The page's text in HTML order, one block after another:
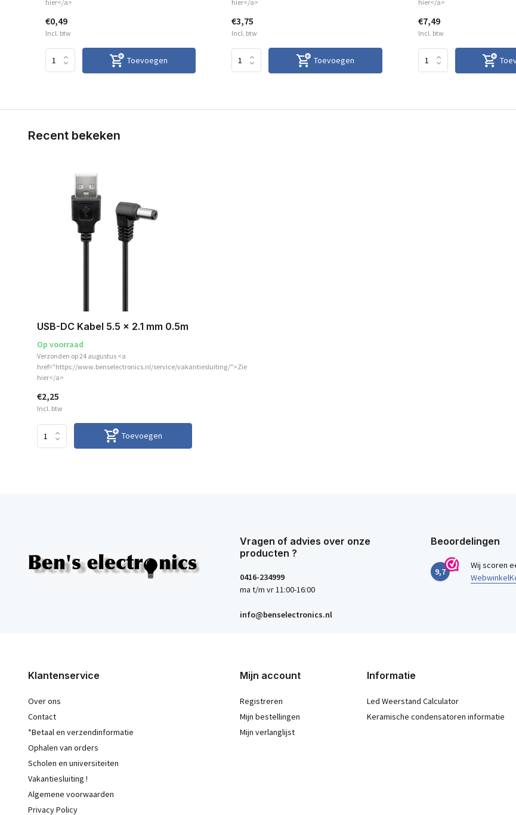
hier</a>
€0,49
Incl. btw
Toevoegen
hier</a>
€3,75
Incl. btw
Toevoegen
hier</a>
€7,49
Incl. btw
Recent bekeken
USB-DC Kabel 5.5 x 2.1 mm 0.5m
Op voorraad
Verzonden op 24 augustus <a
href="https://www.benselectronics.nl/service/vakantiesluiting/">Zie
hier</a>
€2,25
Incl. btw
Toevoegen
Vragen of advies over onze
producten ?
0416-234999
ma t/m vr 11:00-16:00
info@benselectronics.nl
Beoordelingen
9,7
Wij scoren
Klantenservice
Over ons
Contact
*Betaal en verzendinformatie
Ophalen van orders
Scholen en universiteiten
Vakantiesluiting !
Algemene voorwaarden
Privacy Policy
Mijn account
Registreren
Mijn bestellingen
Mijn verlanglijst
Informatie
Led Weerstand Calculator
Keramische condensatoren informatie